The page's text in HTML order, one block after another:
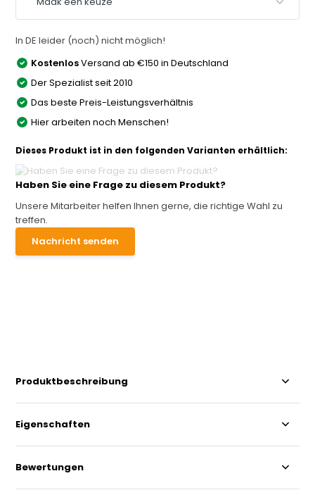
In DE leider (noch) nicht möglich!
KostenlosVersand ab €150 in Deutschland
Der Spezialist seit 2010
Das beste Preis-Leistungsverhältnis
Hier arbeiten noch Menschen!
Dieses Produkt ist in den folgenden Varianten erhältlich:
Haben Sie eine Frage zu diesem Produkt?
Unsere Mitarbeiter helfen Ihnen gerne, die richtige Wahl zu
treffen.
Nachricht senden
Produktbeschreibung
Eigenschaften
Bewertungen